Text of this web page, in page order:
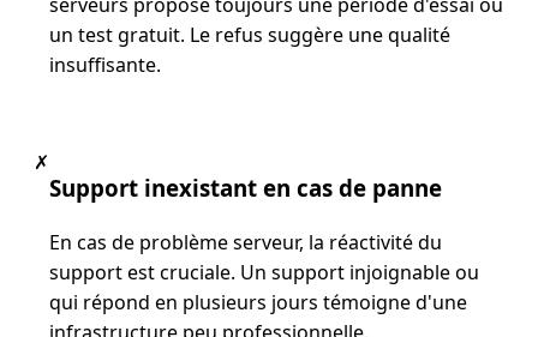
un test gratuit. Le refus suggère une qualité
insuffisante.
✗
Support inexistant en cas de panne
En cas de problème serveur, la réactivité du
support est cruciale. Un support injoignable ou
qui répond en plusieurs jours témoigne d'une